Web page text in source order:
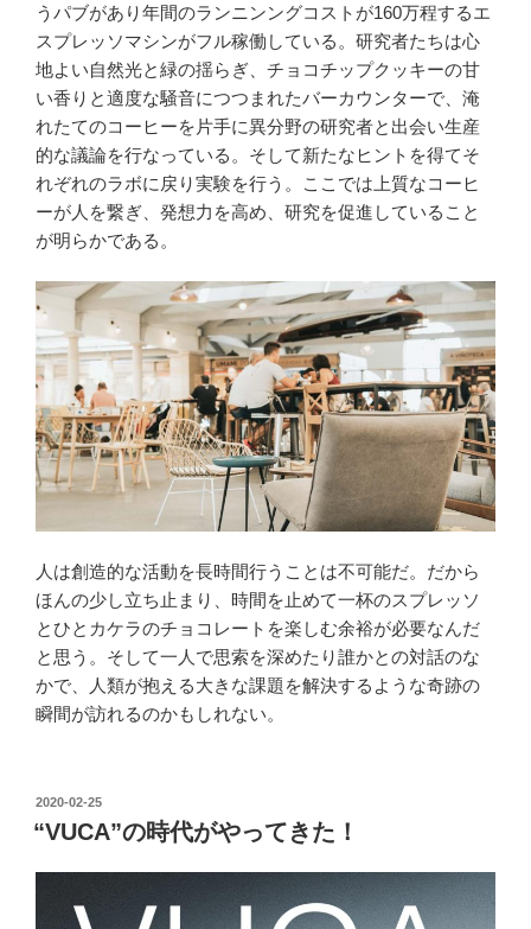
うパブがあり年間のランニンングコストが160万程するエ
スプレッソマシンがフル稼働している。研究者たちは心
地よい自然光と緑の揺らぎ、チョコチップクッキーの甘
い香りと適度な騒音につつまれたバーカウンターで、淹
れたてのコーヒーを片手に異分野の研究者と出会い生産
的な議論を行なっている。そして新たなヒントを得てそ
れぞれのラボに戻り実験を行う。ここでは上質なコーヒ
ーが人を繋ぎ、発想力を高め、研究を促進していること
が明らかである。
人は創造的な活動を長時間行うことは不可能だ。だから
ほんの少し立ち止まり、時間を止めて一杯のスプレッソ
とひとカケラのチョコレートを楽しむ余裕が必要なんだ
と思う。そして一人で思索を深めたり誰かとの対話のな
かで、人類が抱える大きな課題を解決するような奇跡の
瞬間が訪れるのかもしれない。
投
稿
日:
2020-02-25
“VUCA”の時代がやってきた！